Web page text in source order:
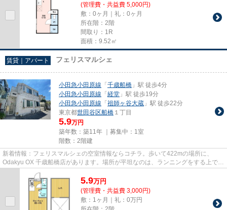
(管理費・共益費 5,000円)
敷：0ヶ月｜礼：0ヶ月
所在階：2階
間取り：1R
面積：9.52㎡
賃貸｜アパート フェリスマルシェ
小田急小田原線 「 千歳船橋 」駅 徒歩4分
小田急小田原線 「 経堂 」駅 徒歩19分
小田急小田原線 「 祖師ヶ谷大蔵 」駅 徒歩22分
東京都世田谷区船橋 １丁目
5.9万円
築年数：築11年 ｜募集中： 1室
階数：2階建
新着情報：フェリスマルシェの空室情報ならコチラ。歩いて422mの場所に、
Odakyu OX 千歳船橋店があります。場所が平坦なのは、ランニングをする上で抑
えたいポイントですね。通風良好...
5.9万円
(管理費・共益費 3,000円)
敷：1ヶ月｜礼：0万円